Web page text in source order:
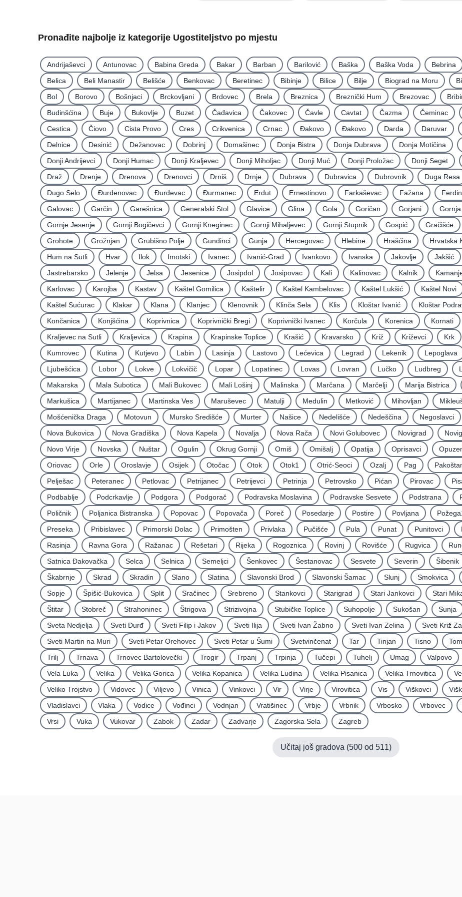
Pronađite najbolje iz kategorije Ugostiteljstvo po mjestu
Andrijaševci Antunovac Babina Greda Bakar Barban Barilović Baška Baška Voda Bebrina
Belica
Beli Manastir Belišće Benkovac Beretinec Bibinje Bilice Bilje Biograd na Moru
Bol
Borovo Bošnjaci Brckovljani Brdovec Brela Breznica Breznički Hum Brezovac
Budinšćina
Buje Bukovlje Buzet Čađavica Čakovec Čavle Cavtat Čazma Čeminac
Cestica
Čiovo Cista Provo Cres Crikvenica Crnac Đakovo Ðakovo Darda Daruvar
Delnice
Desinić Dežanovac Dobrinj Domašinec Donja Bistra Donja Dubrava Donja Motičina
Donji Andrijevci
Donji Humac Donji Kraljevec Donji Miholjac Donji Muć Donji Proložac Donji Seget
Draž
Drenje Drenova Drenovci Drniš Drnje Dubrava Dubravica Dubrovnik Duga Resa
Dugo Selo
Ðurđenovac Ðurđevac Ðurmanec Erdut Ernestinovo Farkaševac Fažana
Galovac
Garčin Garešnica Generalski Stol Glavice Glina Gola Goričan Gorjani
Gornje Jesenje
Gornji Bogičevci Gornji Kneginec Gornji Mihaljevec Gornji Stupnik Gospić Gračišće
Grohote
Grožnjan Grubišno Polje Gundinci Gunja Hercegovac Hlebine Hrašćina Hrvatska
Hum na Sutli
Hvar Ilok Imotski Ivanec Ivanić-Grad Ivankovo Ivanska Jakovlje Jakšić
Jastrebarsko
Jelenje Jelsa Jesenice Josipdol Josipovac Kali Kalinovac Kalnik
Karlovac
Karojba Kastav Kaštel Gomilica Kaštelir Kaštel Kambelovac Kaštel Lukšić Kaštel Novi
Kaštel Sućurac
Klakar Klana Klanjec Klenovnik Klinča Sela Klis Kloštar Ivanić Kloštar
Končanica
Konjšćina Koprivnica Koprivnički Bregi Koprivnički Ivanec Korčula Korenica Kornati
Kraljevec na Sutli
Kraljevica Krapina Krapinske Toplice Krašić Kravarsko Križ Križevci Krk
Kumrovec
Kutina Kutjevo Labin Lasinja Lastovo Lećevica Legrad Lekenik Lepoglava
Ljubešćica
Lobor Lokve Lokvičič Lopar Lopatinec Lovas Lovran Lučko Ludbreg
Makarska
Mala Subotica Mali Bukovec Mali Lošinj Malinska Marčana Marčelji Marija Bistrica
Markušica
Martijanec Martinska Ves Maruševec Matulji Medulin Metković Mihovljan
Mošćenička Draga
Motovun Mursko Središće Murter Našice Nedelišće Nedeščina Negoslavci
Nova Bukovica
Nova Gradiška Nova Kapela Novalja Nova Rača Novi Golubovec Novigrad
Novo Virje
Novska Nuštar Ogulin Okrug Gornji Omiš Omišalj Opatija Oprisavci
Oriovac
Orle Oroslavje Osijek Otočac Otok Otok1 Otrić-Seoci Ozalj Pag
Pelješac
Peteranec Petlovac Petrijanec Petrijevci Petrinja Petrovsko Pićan Pirovac
Podbablje
Podcrkavlje Podgora Podgorač Podravska Moslavina Podravske Sesvete Podstrana
Poličnik
Poljanica Bistranska Popovac Popovača Poreč Posedarje Postire Povljana
Preseka
Pribislavec Primorski Dolac Primošten Privlaka Pučišće Pula Punat Punitovci
Rasinja
Ravna Gora Ražanac Rešetari Rijeka Rogoznica Rovinj Rovišće Rugvica
Satnica Ðakovačka
Selca Selnica Semeljci Šenkovec Šestanovac Sesvete Severin Šibenik
Škabrnje
Skrad Skradin Slano Slatina Slavonski Brod Slavonski Šamac Slunj Smokvica
Sopje
Špišić-Bukovica Split Sračinec Srebreno Stankovci Starigrad Stari Jankovci Stari
Štitar
Stobreč Strahoninec Štrigova Strizivojna Stubičke Toplice Suhopolje Sukošan Sunja
Sveta Nedjelja
Sveti Ðurđ Sveti Filip i Jakov Sveti Ilija Sveti Ivan Žabno Sveti Ivan Zelina Sveti Križ
Sveti Martin na Muri
Sveti Petar Orehovec Sveti Petar u Šumi Svetvinčenat Tar Tinjan Tisno
Trilj
Trnava Trnovec Bartolovečki Trogir Trpanj Trpinja Tučepi Tuhelj Umag Valpovo
Vela Luka
Velika Velika Gorica Velika Kopanica Velika Ludina Velika Pisanica Velika Trnovitica
Veliko Trojstvo
Vidovec Viljevo Vinica Vinkovci Vir Virje Virovitica Vis Viškovci
Vladislavci
Vlaka Vodice Vođinci Vodnjan Vratišinec Vrbje Vrbnik Vrbosko Vrbovec
Vrsi
Vuka Vukovar Zabok Zadar Zadvarje Zagorska Sela Zagreb
Učitaj još gradova (500 od 511)